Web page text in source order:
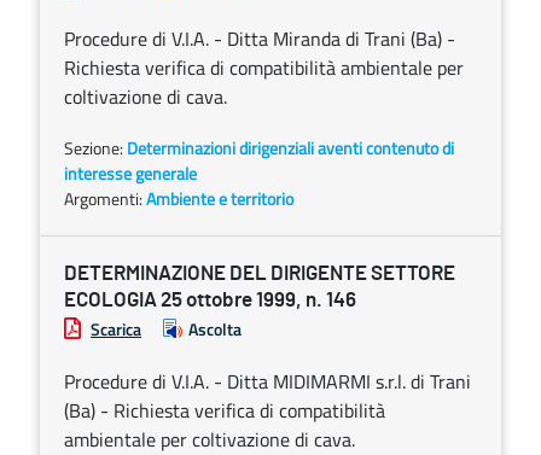
Procedure di V.I.A. - Ditta Miranda di Trani (Ba) -
Richiesta verifica di compatibilità ambientale per
coltivazione di cava.
Sezione: Determinazioni dirigenziali aventi contenuto di
interesse generale
Argomenti:Ambiente e territorio
DETERMINAZIONE DEL DIRIGENTE SETTORE
ECOLOGIA 25 ottobre 1999, n. 146
Scarica Ascolta
Procedure di V.I.A. - Ditta MIDIMARMI s.r.l. di Trani
(Ba) - Richiesta verifica di compatibilità
ambientale per coltivazione di cava.